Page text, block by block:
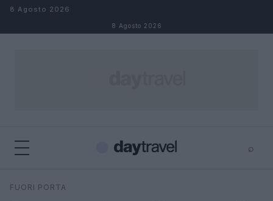
Salta al contenuto
8 Agosto 2026
8 Agosto 2026
⌕
Cerca
FUORI PORTA